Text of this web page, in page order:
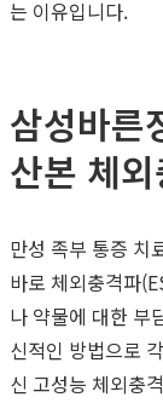
는 이유입니다.
삼성바른
산본 체
만성 족부 통증 치
바로 체외충격파
나 약물에 대한 부
신적인 방법으로
신 고성능 체외충